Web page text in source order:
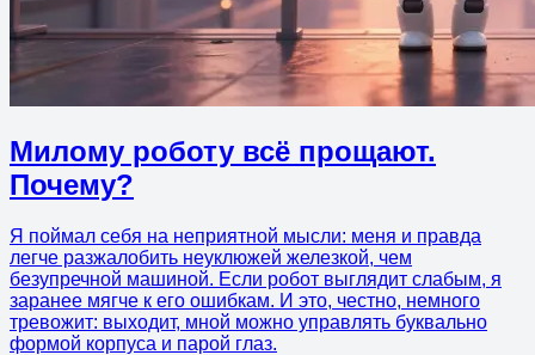
Милому роботу всё прощают.
Почему?
Я поймал себя на неприятной мысли: меня и правда
легче разжалобить неуклюжей железкой, чем
безупречной машиной. Если робот выглядит слабым, я
заранее мягче к его ошибкам. И это, честно, немного
тревожит: выходит, мной можно управлять буквально
формой корпуса и парой глаз.